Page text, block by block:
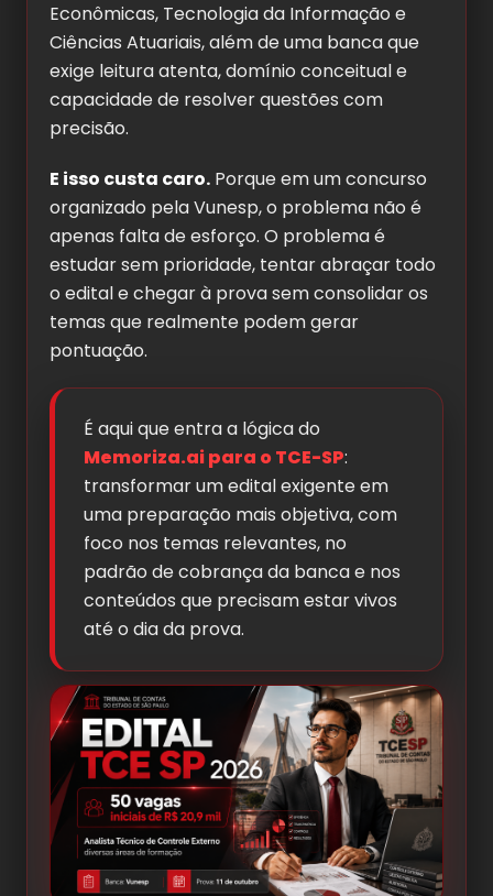
Econômicas, Tecnologia da Informação e
Ciências Atuariais, além de uma banca que
exige leitura atenta, domínio conceitual e
capacidade de resolver questões com
precisão.
E isso custa caro. Porque em um concurso
organizado pela Vunesp, o problema não é
apenas falta de esforço. O problema é
estudar sem prioridade, tentar abraçar todo
o edital e chegar à prova sem consolidar os
temas que realmente podem gerar
pontuação.
É aqui que entra a lógica do
Memoriza.ai para o TCE-SP:
transformar um edital exigente em
uma preparação mais objetiva, com
foco nos temas relevantes, no
padrão de cobrança da banca e nos
conteúdos que precisam estar vivos
até o dia da prova.